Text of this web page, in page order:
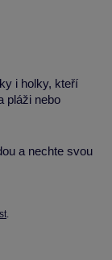
i holky, kteří
pláži nebo
a nechte svou
.